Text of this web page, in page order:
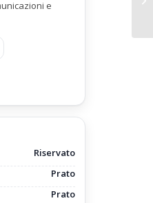
e
Riservato
Prato
Prato